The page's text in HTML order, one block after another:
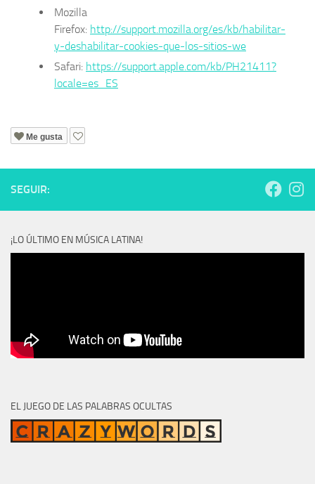
Mozilla
Firefox: http://support.mozilla.org/es/kb/habilitar-
y-deshabilitar-cookies-que-los-sitios-we
Safari: https://support.apple.com/kb/PH21411?
locale=es_ES
Me gusta
SEGUIR:
¡LO ÚLTIMO EN MÚSICA LATINA!
EL JUEGO DE LAS PALABRAS OCULTAS